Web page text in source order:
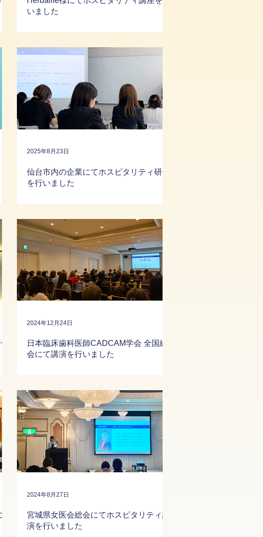
いました
仙台市内の企業にてホスピタリティ研修
を行いました
2025年8月23日
日本臨床歯科医師CADCAM学会 全国総
会にて講演を行いました
2024年12月24日
宮城県女医会総会にてホスピタリティ講
演を行いました
2024年8月27日